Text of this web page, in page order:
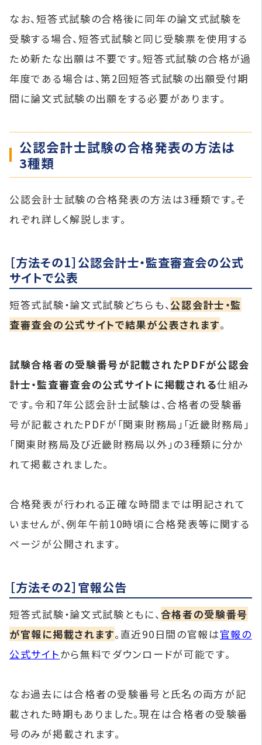
なお、短答式試験の合格後に同年の論⽂式試験を
受験する場合、短答式試験と同じ受験票を使用する
ため新たな出願は不要です。短答式試験の合格が過
年度である場合は、第2回短答式試験の出願受付期
間に論文式試験の出願をする必要があります。
公認会計士試験の合格発表の方法は
3種類
公認会計士試験の合格発表の方法は3種類です。そ
れぞれ詳しく解説します。
［方法その1］公認会計士・監査審査会の公式
サイトで公表
短答式試験・論文式試験どちらも、 公認会計士・監
査審査会の公式サイトで結果が公表されます。
試験合格者の受験番号が記載されたPDFが公認会
計士・監査審査会の公式サイトに掲載される仕組み
です。令和7年公認会計士試験は、合格者の受験番
号が記載されたPDFが「関東財務局」「近畿財務局」
「関東財務局及び近畿財務局以外」の3種類に分か
れて掲載されました。
合格発表が行われる正確な時間までは明記されて
いませんが、例年午前10時頃に合格発表等に関する
ページが公開されます。
［方法その2］官報公告
短答式試験・論文式試験ともに、 合格者の受験番号
が官報に掲載されます。直近90日間の官報は官報の
公式サイトから無料でダウンロードが可能です。
なお過去には合格者の受験番号と氏名の両方が記
載された時期もありました。現在は合格者の受験番
号のみが掲載されます。